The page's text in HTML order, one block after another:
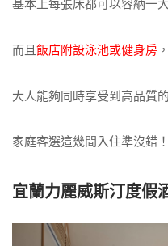
基本上每張床都可以容納一
而且飯店附設泳池或健身房 ，
大人能夠同時享受到高品質
家庭客選這幾間入住準沒錯！
宜蘭力麗威斯汀度假